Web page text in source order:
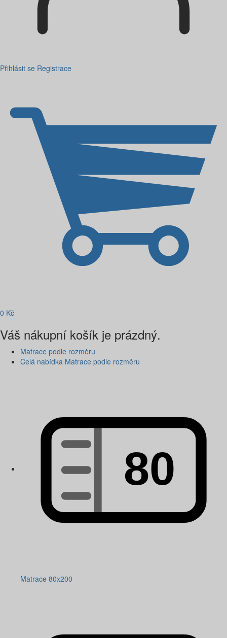
Přihlásit se Registrace
0 Kč
Váš nákupní košík je prázdný.
Matrace podle rozměru
Celá nabídka Matrace podle rozměru
Matrace 80x200